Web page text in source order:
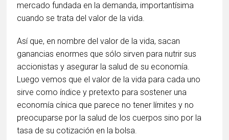
mercado fundada en la demanda, importantísima
cuando se trata del valor de la vida.
Así que, en nombre del valor de la vida, sacan
ganancias enormes que sólo sirven para nutrir sus
accionistas y asegurar la salud de su economía.
Luego vemos que el valor de la vida para cada uno
sirve como índice y pretexto para sostener una
economía cínica que parece no tener límites y no
preocuparse por la salud de los cuerpos sino por la
tasa de su cotización en la bolsa.